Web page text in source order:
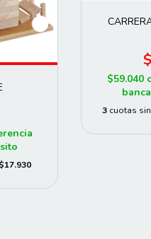
$17.930
$59.040
3 cuotas